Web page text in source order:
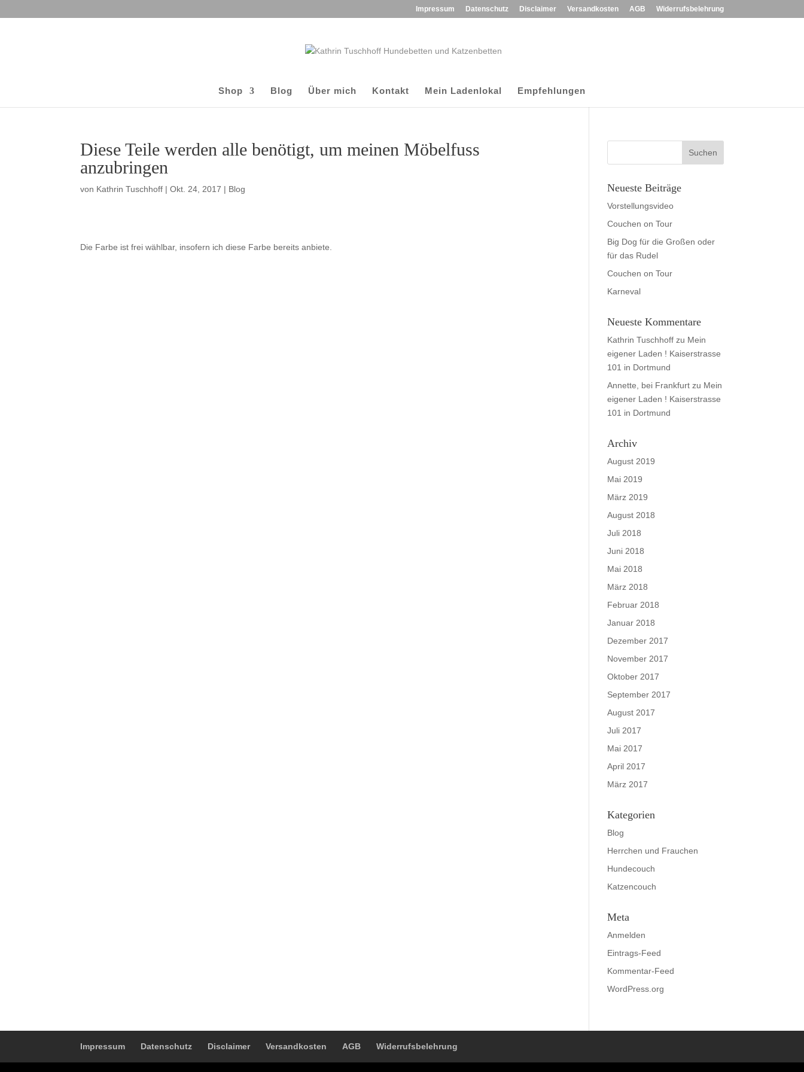
Impressum Datenschutz Disclaimer Versandkosten AGB Widerrufsbelehrung
Shop Blog Über mich Kontakt Mein Ladenlokal Empfehlungen
Diese Teile werden alle benötigt, um meinen Möbelfuss
anzubringen
von Kathrin Tuschhoff |Okt. 24, 2017 | Blog
Die Farbe ist frei wählbar, insofern ich diese Farbe bereits anbiete.
Neueste Beiträge
Vorstellungsvideo
Couchen on Tour
Big Dog für die Großen oder
für das Rudel
Couchen on Tour
Karneval
Neueste Kommentare
Kathrin Tuschhoff zu Mein
eigener Laden ! Kaiserstrasse
101 in Dortmund
Annette, bei Frankfurt zu Mein
eigener Laden ! Kaiserstrasse
101 in Dortmund
Archiv
August 2019
Mai 2019
März 2019
August 2018
Juli 2018
Juni 2018
Mai 2018
März 2018
Februar 2018
Januar 2018
Dezember 2017
November 2017
Oktober 2017
September 2017
August 2017
Juli 2017
Mai 2017
April 2017
März 2017
Kategorien
Blog
Herrchen und Frauchen
Hundecouch
Katzencouch
Meta
Anmelden
Eintrags-Feed
Kommentar-Feed
WordPress.org
Impressum Datenschutz Disclaimer Versandkosten AGB Widerrufsbelehrung